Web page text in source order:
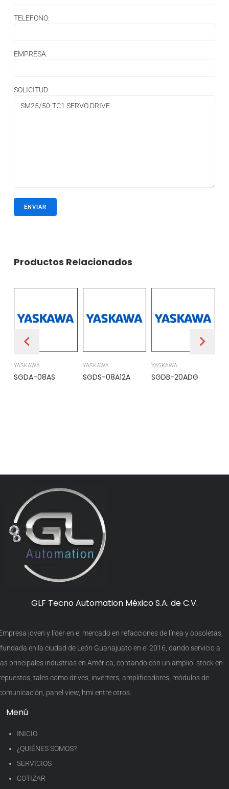
TELEFONO:
EMPRESA:
SOLICITUD:
Productos Relacionados
YASKAWA
SGDA-08AS
YASKAWA
SGDS-08A12A
YASKAWA
SGDB-20ADG
GLF Tecno Automation México S.A. de C.V.
joven y líder en el mercado en refacciones de línea y obsoletas,
en la ciudad de León Guanajuato en el 2016, dando servicio a
principales industrias en América, contando con un amplio stock en
tales como drives, inverters, amplificadores, módulos de
panel view, hmi entre otros.
Menú
INICIO
¿QUIÉNES SOMOS?
SERVICIOS
COTIZAR